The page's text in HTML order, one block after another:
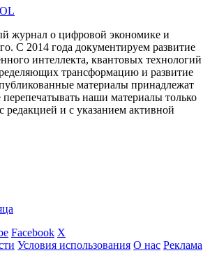
журнал о цифровой экономике и
С 2014 года документируем развитие
интеллекта, квантовых технологий
трансформацию и развитие
материалы принадлежат
наши материалы только
редакцией и с указанием активной
Facebook X
Условия использования О нас Реклама